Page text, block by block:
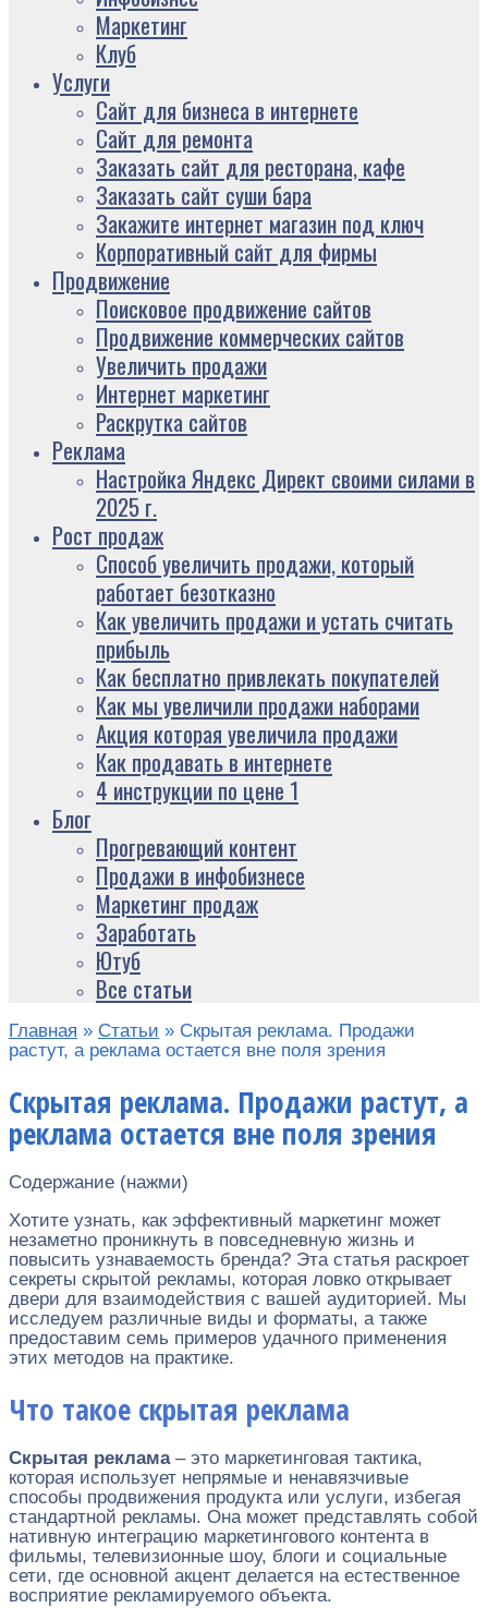
Маркетинг
Клуб
Услуги
Сайт для бизнеса в интернете
Сайт для ремонта
Заказать сайт для ресторана, кафе
Заказать сайт суши бара
Закажите интернет магазин под ключ
Корпоративный сайт для фирмы
Продвижение
Поисковое продвижение сайтов
Продвижение коммерческих сайтов
Увеличить продажи
Интернет маркетинг
Раскрутка сайтов
Реклама
Настройка Яндекс Директ своими силами в
2025 г.
Рост продаж
Способ увеличить продажи, который
работает безотказно
Как увеличить продажи и устать считать
прибыль
Как бесплатно привлекать покупателей
Как мы увеличили продажи наборами
Акция которая увеличила продажи
Как продавать в интернете
4 инструкции по цене 1
Блог
Прогревающий контент
Продажи в инфобизнесе
Маркетинг продаж
Заработать
Ютуб
Все статьи
Главная » Статьи » Скрытая реклама. Продажи
растут, а реклама остается вне поля зрения
Скрытая реклама. Продажи растут, а
реклама остается вне поля зрения
Содержание (нажми)
Хотите узнать, как эффективный маркетинг может
незаметно проникнуть в повседневную жизнь и
повысить узнаваемость бренда? Эта статья раскроет
секреты скрытой рекламы, которая ловко открывает
двери для взаимодействия с вашей аудиторией. Мы
исследуем различные виды и форматы, а также
предоставим семь примеров удачного применения
этих методов на практике.
Что такое скрытая реклама
Скрытая реклама– это маркетинговая тактика,
которая использует непрямые и ненавязчивые
способы продвижения продукта или услуги, избегая
стандартной рекламы. Она может представлять собой
нативную интеграцию маркетингового контента в
фильмы, телевизионные шоу, блоги и социальные
сети, где основной акцент делается на естественное
восприятие рекламируемого объекта.